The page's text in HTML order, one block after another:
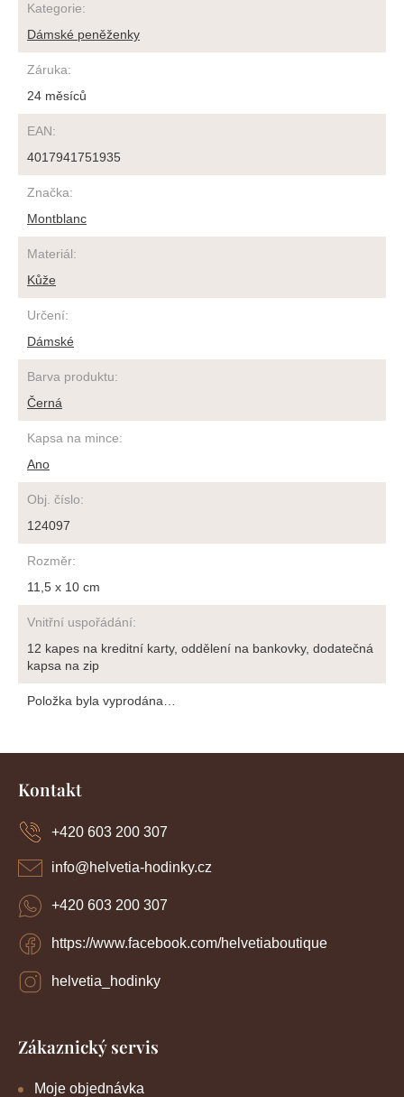
Kategorie:
Dámské peněženky
Záruka:
24 měsíců
EAN:
4017941751935
Značka:
Montblanc
Materiál:
Kůže
Určení:
Dámské
Barva produktu:
Černá
Kapsa na mince:
Ano
Obj. číslo:
124097
Rozměr:
11,5 x 10 cm
Vnitřní uspořádání:
12 kapes na kreditní karty, oddělení na bankovky, dodatečná
kapsa na zip
Položka byla vyprodána…
Kontakt
info@helvetia-hodinky.cz
+420 603 200 307
https://www.facebook.com/helvetiaboutique
helvetia_hodinky
+420 603 200 307
Zákaznický servis
Moje objednávka